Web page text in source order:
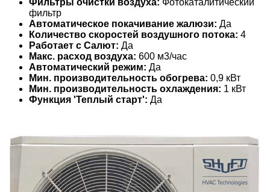
Фильтры очистки воздуха: Фотокаталитический
фильтр
Автоматическое покачивание жалюзи: Да
Количество скоростей воздушного потока: 4
Работает с Салют: Да
Макс. расход воздуха: 600 м3/час
Автоматический режим: Да
Мин. производительность обогрева: 0,9 кВт
Мин. производительность охлаждения: 1 кВт
Функция 'Теплый старт': Да